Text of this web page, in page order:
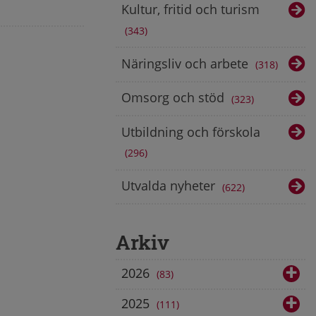
Kultur, fritid och turism
343
Näringsliv och arbete 318
Omsorg och stöd 323
Utbildning och förskola
296
Utvalda nyheter 622
Arkiv
2026 83
2025 111